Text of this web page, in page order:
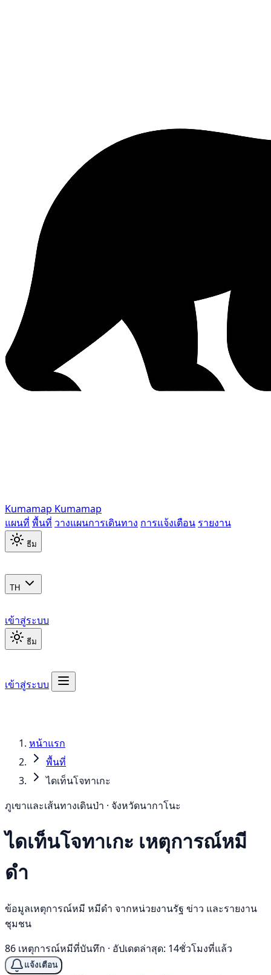
Kumamap Kumamap
แผนที่ พื้นที่ วางแผนการเดินทาง การแจ้งเตือน รายงาน
ธีม
TH
เข้าสู่ระบบ
ธีม
เข้าสู่ระบบ
หน้าแรก
พื้นที่
ไดเท็นโจทาเกะ
ภูเขาและเส้นทางเดินป่า · จังหวัดนากาโนะ
ไดเท็นโจทาเกะ เหตุการณ์หมี
ดำ
ข้อมูลเหตุการณ์หมี หมีดำ จากหน่วยงานรัฐ ข่าว และรายงาน
ชุมชน
86 เหตุการณ์หมีที่บันทึก · อัปเดตล่าสุด: 14ชั่วโมงที่แล้ว
แจ้งเตือน